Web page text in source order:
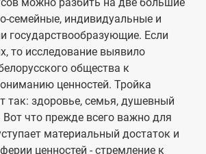
можно разбить на две большие
семейные, индивидуальные и
государствообразующие. Если
то исследование выявило
общества к
ценностей. Тройка
так: здоровье, семья, душевный
что прежде всего важно для
материальный достаток и
ценностей - стремление к